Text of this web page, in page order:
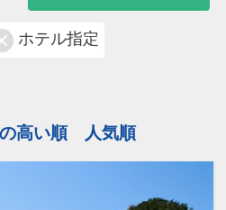
ホテル指定
高い順 人気順